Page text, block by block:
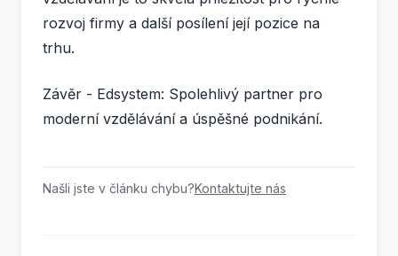
rozvoj firmy a další posílení její pozice na
trhu.
Závěr - Edsystem: Spolehlivý partner pro
moderní vzdělávání a úspěšné podnikání.
Našli jste v článku chybu?Kontaktujte nás